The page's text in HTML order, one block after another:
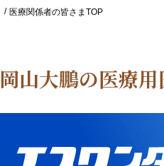
医療関係者の皆さまTOP
岡山大鵬の医療